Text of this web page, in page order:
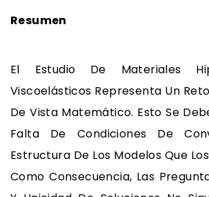
Resumen
El Estudio De Materiales
Viscoelásticos Representa Un
De Vista Matemático. Esto Se
Falta De Condiciones De
Estructura De Los Modelos Que
Como Consecuencia, Las